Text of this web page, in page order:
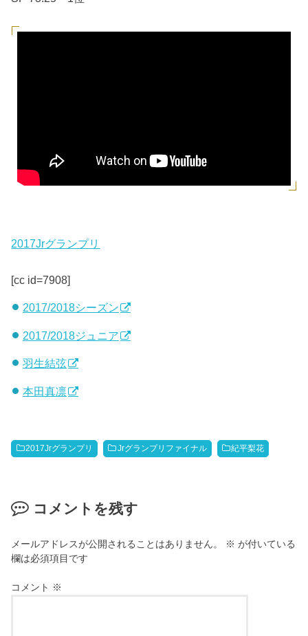
2017Jrグランプリ
[cc id=7908]
2017/2018シーズン
2017/2018ジュニア
羽生結弦
本田真凛
2017Jrグランプリ Jrグランプリファイナル 紀平梨花
コメントを残す
メールアドレスが公開されることはありません。 ※ が付いている
欄は必須項目です
コメント ※